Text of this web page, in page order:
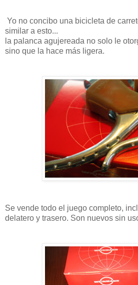
Yo no concibo una bicicleta de
similar a esto...
la palanca agujereada no solo le
sino que la hace más ligera.
Se vende todo el juego completo,
delatero y trasero. Son nuevos sin